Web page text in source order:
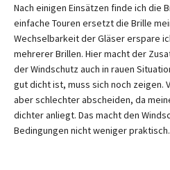
Nach einigen Einsätzen finde ich die
einfache Touren ersetzt die Brille
Wechselbarkeit der Gläser erspare
mehrerer Brillen. Hier macht der
der Windschutz auch in rauen
gut dicht ist, muss sich noch zeigen.
aber schlechter abscheiden, da
dichter anliegt. Das macht den
Bedingungen nicht weniger praktisch.